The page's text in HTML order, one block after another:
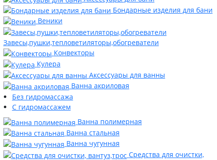
Бондарные изделия для бани
Веники
Завесы,пушки,тепловетиляторы,обогреватели
Конвекторы
Кулера
Аксессуары для ванны
Ванна акриловая
Без гидромассажа
С гидромассажем
Ванна полимерная
Ванна стальная
Ванна чугунная
Средства для очистки,